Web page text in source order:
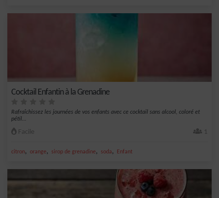
Cocktail Enfantin à la Grenadine
Rafraîchissez les journées de vos enfants avec ce cocktail sans alcool, coloré et
pétil...
Facile 1
citron, orange, sirop de grenadine, soda, Enfant